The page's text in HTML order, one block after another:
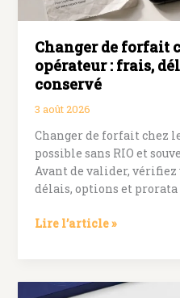
blocage
Changer de forfait
opérateur : frais,
conservé
3 août 2026
Changer de forfait chez
possible sans RIO et
Avant de valider,
délais, options et prorata
Changer
le
Lire l’article »